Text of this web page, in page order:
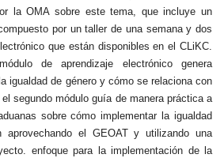
la OMA sobre este tema, que incluye un
por un taller de una semana y dos
que están disponibles en el CLiKC.
de aprendizaje electrónico genera
igualdad de género y cómo se relaciona con
segundo módulo guía de manera práctica a
sobre cómo implementar la igualdad
el GEOAT y utilizando una
enfoque para la implementación de la